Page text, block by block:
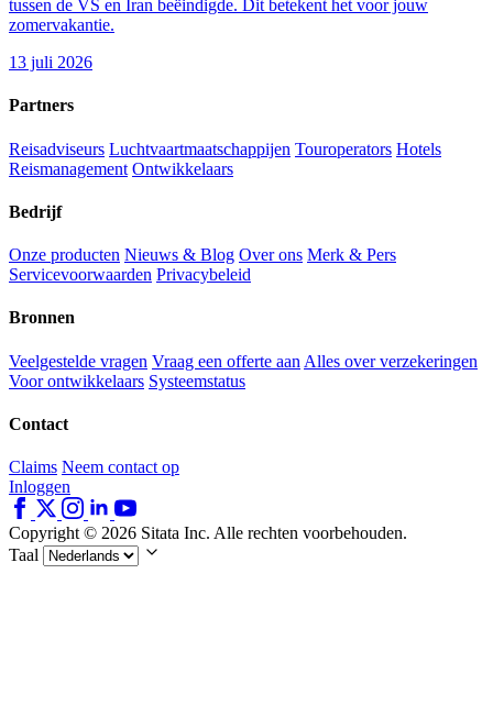
tussen de VS en Iran beëindigde. Dit betekent het voor jouw
zomervakantie.
13 juli 2026
Partners
Reisadviseurs Luchtvaartmaatschappijen Touroperators Hotels
Reismanagement Ontwikkelaars
Bedrijf
Onze producten Nieuws & Blog Over ons Merk & Pers
Servicevoorwaarden Privacybeleid
Bronnen
Veelgestelde vragen Vraag een offerte aan Alles over verzekeringen
Voor ontwikkelaars Systeemstatus
Contact
Claims Neem contact op
Inloggen
Copyright © 2026 Sitata Inc. Alle rechten voorbehouden.
Taal